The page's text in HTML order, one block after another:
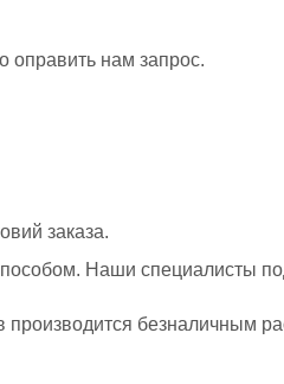
оправить нам запрос.
заказа.
Наши специалисты
безналичным